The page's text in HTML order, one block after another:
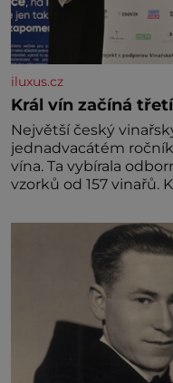
iluxus.cz
Král vín začíná
Největší český
jednadvacátém
vína. Ta vybírala